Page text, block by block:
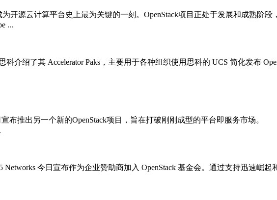
源云计算平台史上最为关键的一刻。OpenStack项目正处于发展和成熟阶段
...
介绍了其 Accelerator Paks，主要用于各种组织使用思科的 UCS 简化发布
布推出另一个新的OpenStack项目，旨在打破刚刚成型的平台即服务市场。
今日宣布作为企业赞助商加入 OpenStack 基金会。通过支持迅速崛起